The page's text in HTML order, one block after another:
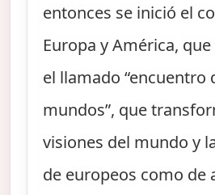
entonces se inició el
Europa y América,
el llamado “encuentro
mundos”, que
visiones del mundo y
de europeos como de